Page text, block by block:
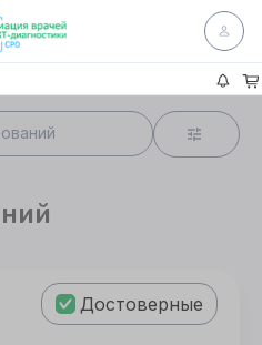
Достоверные